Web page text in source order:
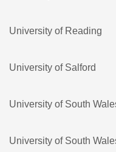
University of Reading
University of Salford
University of South
University of South